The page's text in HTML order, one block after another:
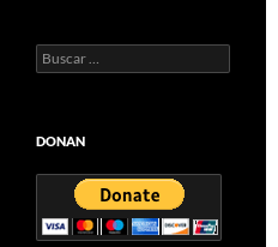
Buscar:
DONAN